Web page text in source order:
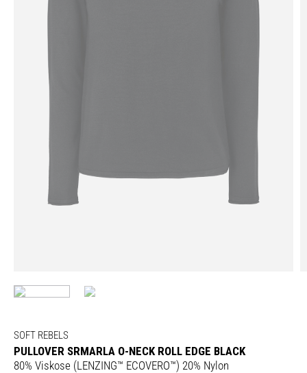
SOFT REBELS
PULLOVER SRMARLA O-NECK ROLL EDGE BLACK
80% Viskose (LENZING™ ECOVERO™) 20% Nylon